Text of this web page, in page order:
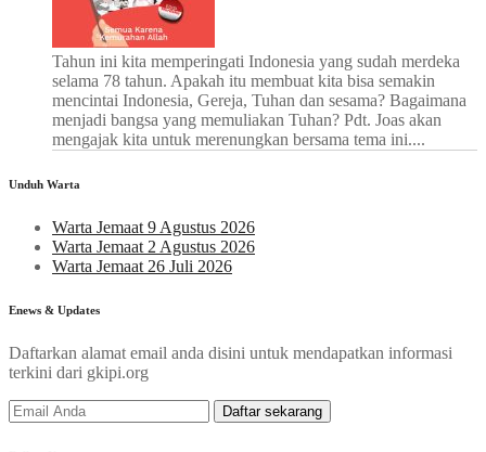
Tahun ini kita memperingati Indonesia yang sudah merdeka
selama 78 tahun. Apakah itu membuat kita bisa semakin
mencintai Indonesia, Gereja, Tuhan dan sesama? Bagaimana
menjadi bangsa yang memuliakan Tuhan? Pdt. Joas akan
mengajak kita untuk merenungkan bersama tema ini....
Unduh Warta
Warta Jemaat 9 Agustus 2026
Warta Jemaat 2 Agustus 2026
Warta Jemaat 26 Juli 2026
Enews & Updates
Daftarkan alamat email anda disini untuk mendapatkan informasi
terkini dari gkipi.org